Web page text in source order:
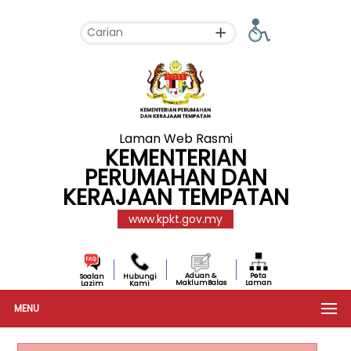
Laman Web Rasmi
KEMENTERIAN
PERUMAHAN DAN
KERAJAAN TEMPATAN
www.kpkt.gov.my
Soalan
Lazim
Hubungi
Kami
Aduan &
MaklumBalas
Peta
Laman
MENU